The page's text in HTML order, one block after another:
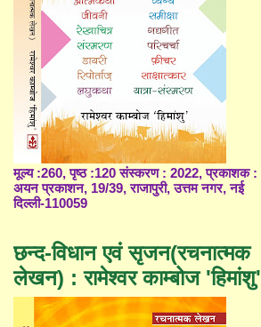
मूल्य :260, पृष्ठ :120 संस्करण : 2022, प्रकाशक :
अयन प्रकाशन, 19/39, राजापुरी, उत्तम नगर, नई
दिल्ली-110059
छन्द-विधान एवं सृजन(रचनात्मक
लेखन) : रामेश्वर काम्बोज 'हिमांशु'